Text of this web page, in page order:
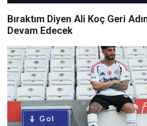
Bıraktım Diyen Ali Koç Geri
Devam Edecek